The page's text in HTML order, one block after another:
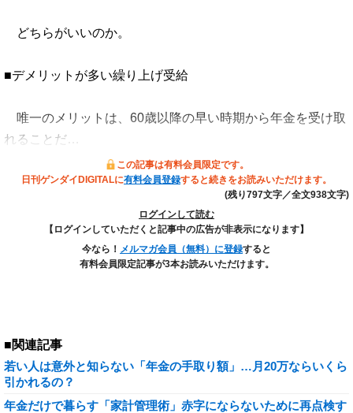
どちらがいいのか。
■デメリットが多い繰り上げ受給
唯一のメリットは、60歳以降の早い時期から年金を受け取
れることだ…
この記事は有料会員限定です。
日刊ゲンダイDIGITALに有料会員登録すると続きをお読みいただけます。
(残り797文字／全文938文字)
ログインして読む
【ログインしていただくと記事中の広告が非表示になります】
今なら！ メルマガ会員（無料）に登録すると
有料会員限定記事が3本お読みいただけます。
■関連記事
若い人は意外と知らない「年金の手取り額」…月20万ならいくら
引かれるの？
年金だけで暮らす「家計管理術」赤字にならないために再点検す